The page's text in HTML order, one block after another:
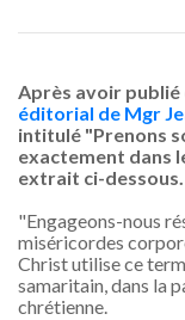
Après avoir
éditorial de Mgr
intitulé "Prenons
exactement dans
extrait ci-dessous.
"Engageons-nous
miséricordes
Christ utilise ce
samaritain, dans la
chrétienne.